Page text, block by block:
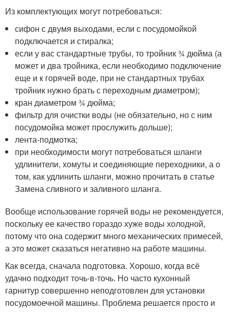
Из комплектующих могут потребоваться:
сифон с двумя выходами, если с посудомойкой
подключается и стиралка;
если у вас стандартные трубы, то тройник ¾ дюйма (а
может и два тройника, если необходимо подключение
еще и к горячей воде, при не стандартных трубах
тройник нужно брать с переходным диаметром);
кран диаметром ¾ дюйма;
фильтр для очистки воды (не обязательно, но с ним
посудомойка может прослужить дольше);
лента-подмотка;
при необходимости могут потребоваться шланги
удлинители, хомуты и соединяющие переходники, а о
том, как удлинить шланги, можно прочитать в статье
Замена сливного и заливного шланга.
Вообще использование горячей воды не рекомендуется,
поскольку ее качество гораздо хуже воды холодной,
потому что она содержит много механических примесей,
а это может сказаться негативно на работе машины.
Как всегда, сначала подготовка. Хорошо, когда всё
удачно подходит точь-в-точь. Но часто кухонный
гарнитур совершенно неподготовлен для установки
посудомоечной машины. Проблема решается просто и